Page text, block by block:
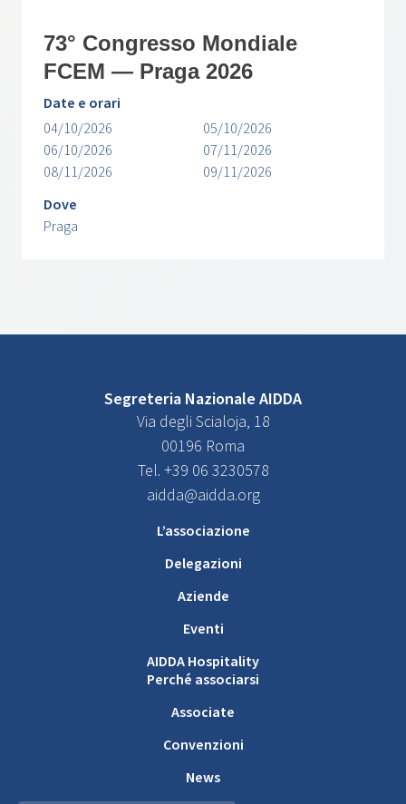
73° Congresso Mondiale
FCEM — Praga 2026
Date e orari
04/10/2026
05/10/2026
06/10/2026
07/11/2026
08/11/2026
09/11/2026
Dove
Praga
Segreteria Nazionale AIDDA
Via degli Scialoja, 18
00196 Roma
Tel. +39 06 3230578
aidda@aidda.org
L’associazione
Delegazioni
Aziende
Eventi
AIDDA Hospitality
Perché associarsi
Associate
Convenzioni
News